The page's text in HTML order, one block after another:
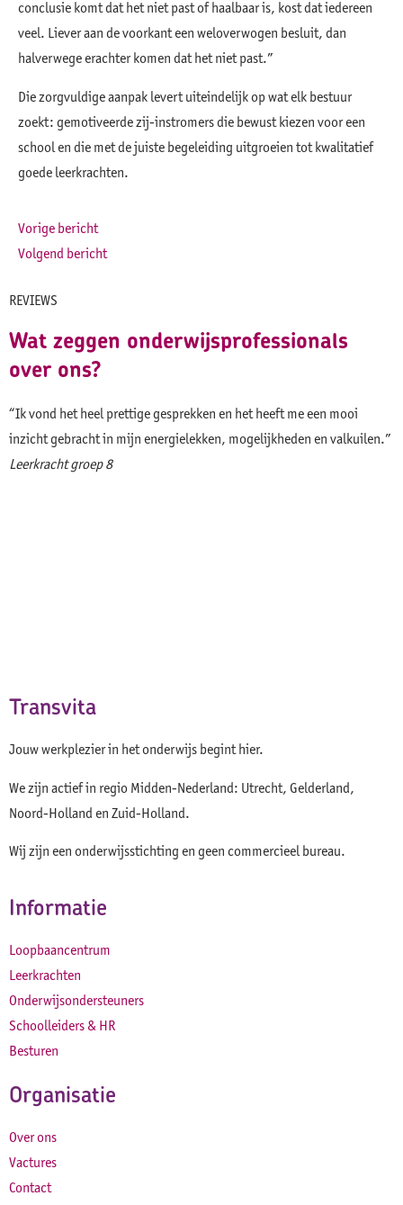
conclusie komt dat het niet past of haalbaar is, kost dat iedereen
veel. Liever aan de voorkant een weloverwogen besluit, dan
halverwege erachter komen dat het niet past.”
Die zorgvuldige aanpak levert uiteindelijk op wat elk bestuur
zoekt: gemotiveerde zij-instromers die bewust kiezen voor een
school en die met de juiste begeleiding uitgroeien tot kwalitatief
goede leerkrachten.
Vorige bericht
Volgend bericht
REVIEWS
Wat zeggen onderwijsprofessionals
over ons?
“Ik vond het heel prettige gesprekken en het heeft me een mooi
inzicht gebracht in mijn energielekken, mogelijkheden en valkuilen.”
Leerkracht groep 8
Transvita
Jouw werkplezier in het onderwijs begint hier.
We zijn actief in regio Midden-Nederland: Utrecht, Gelderland,
Noord-Holland en Zuid-Holland.
Wij zijn een onderwijsstichting en geen commercieel bureau.
Informatie
Loopbaancentrum
Leerkrachten
Onderwijsondersteuners
Schoolleiders & HR
Besturen
Organisatie
Over ons
Vactures
Contact